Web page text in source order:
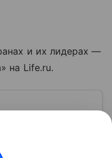
и их лидерах —
на Life.ru.
—